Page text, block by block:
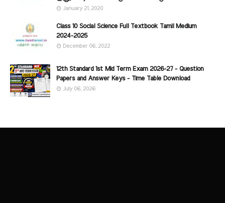
January 21, 2020
Class 10 Social Science Full Textbook Tamil Medium
2024-2025
December 06, 2022
12th Standard 1st Mid Term Exam 2026-27 - Question
Papers and Answer Keys - Time Table Download
July 06, 2026